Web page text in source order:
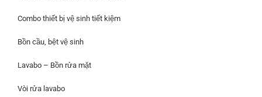
Combo thiết bị vệ sinh tiết kiệm
Bồn cầu, bệt vệ sinh
Lavabo – Bồn rửa mặt
Vòi rửa lavabo